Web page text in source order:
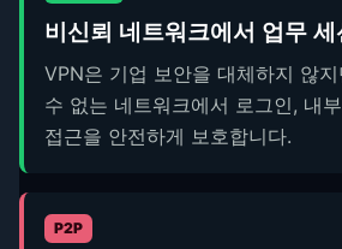
비신뢰 네트워크에서 업무
VPN은 기업 보안을 대체하지 않
수 없는 네트워크에서 로그인, 내
접근을 안전하게 보호합니다.
P2P